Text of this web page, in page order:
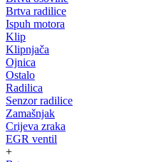
Brtva radilice
Ispuh motora
Klip
Klipnjača
Ojnica
Ostalo
Radilica
Senzor radilice
Zamašnjak
Crijeva zraka
EGR ventil
+